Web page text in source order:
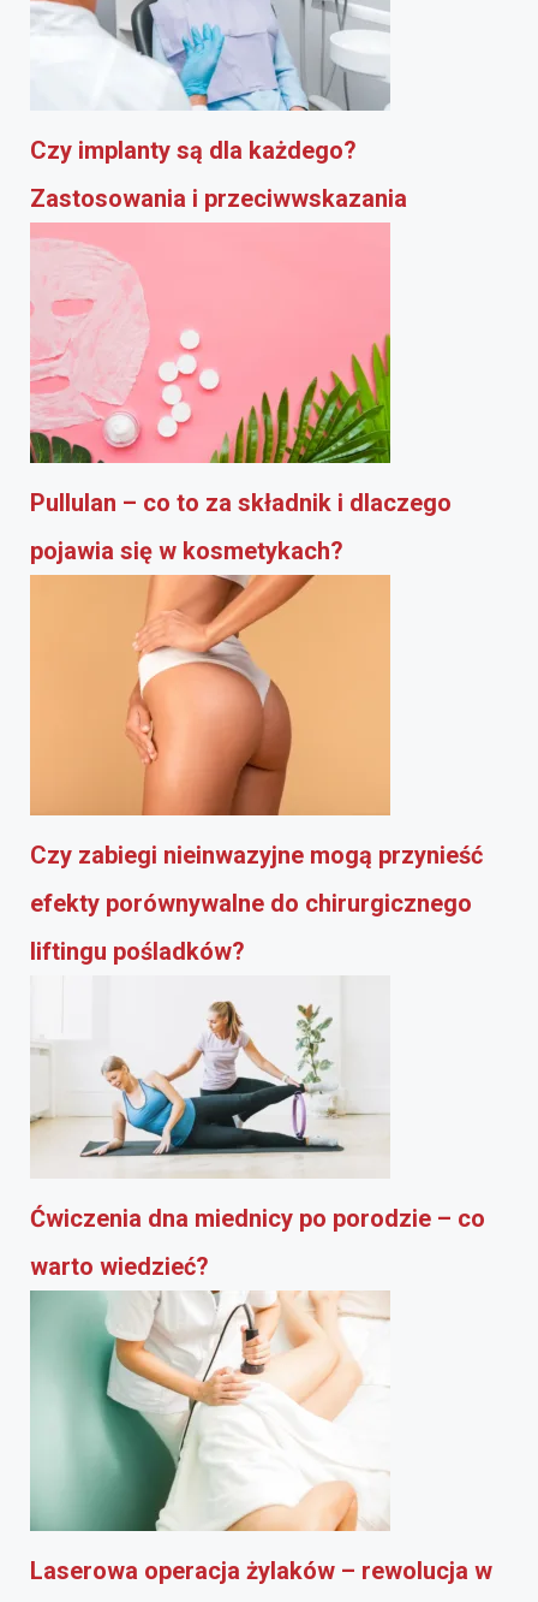
Czy implanty są dla każdego?
Zastosowania i przeciwwskazania
Pullulan – co to za składnik i dlaczego
pojawia się w kosmetykach?
Czy zabiegi nieinwazyjne mogą przynieść
efekty porównywalne do chirurgicznego
liftingu pośladków?
Ćwiczenia dna miednicy po porodzie – co
warto wiedzieć?
Laserowa operacja żylaków – rewolucja w